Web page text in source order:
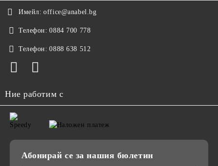
Имейл: office@anabel.bg
Телефон: 0884 700 778
Телефон: 0888 638 512
Ние работим с
Абонирай се за нашия бюлетин